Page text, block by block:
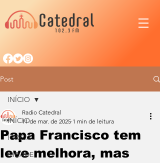
Post
INÍCIO
IGREJA
CIDADE
INÍCIO
Papa Francisco tem
leve melhora, mas
Radio Catedral
11 de mar. de 2025 1 min de leitura